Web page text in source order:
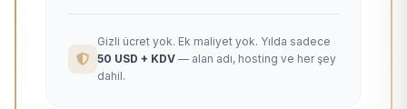
Gizli ücret yok. Ek maliyet yok. Yılda sadece
50 USD + KDV — alan adı, hosting ve her şey
dahil.